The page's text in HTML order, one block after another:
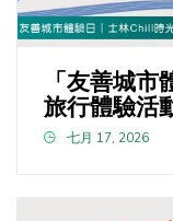
「友善城
旅行體驗活
七月 17, 2026